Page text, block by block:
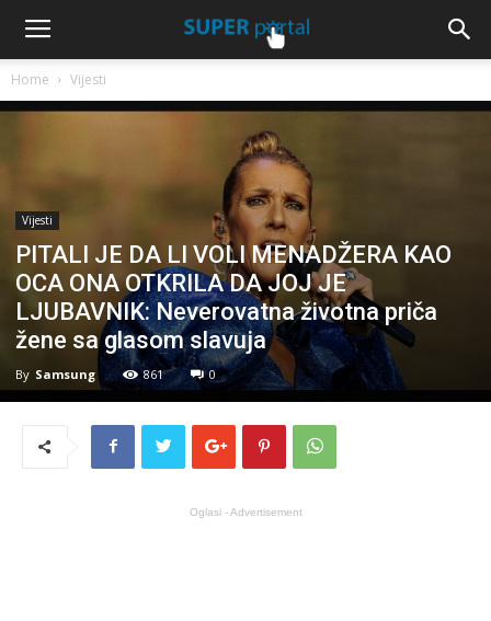
Home Vijesti
Vijesti
PITALI JE DA LI VOLI MENADŽERA KAO
OCA ONA OTKRILA DA JOJ JE
LJUBAVNIK: Neverovatna životna priča
žene sa glasom slavuja
By Samsung 861 0
Oglasi - Advertisement